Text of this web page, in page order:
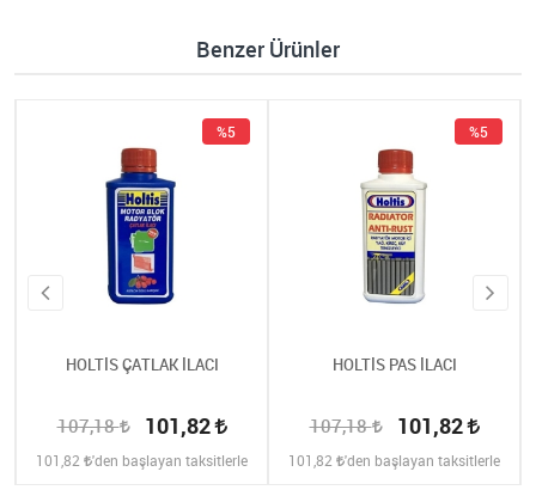
Benzer Ürünler
HOLTİS ÇATLAK İLACI
107,18 101,82
%5
101,82 'den başlayan taksitlerle
HOLTİS PAS İLACI
107,18 101,82
%5
101,82 'den başlayan taksitlerle